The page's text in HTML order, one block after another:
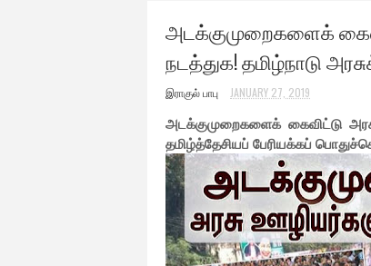
அடக்குமுறைகளைக்
நடத்துக! தமிழ்நாடு
இராகுல் பாபு JANUARY 27, 2019
அடக்குமுறைகளைக் கைவிட்டு
தமிழ்த்தேசியப் பேரியக்கப்